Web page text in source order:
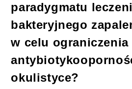
paradygmatu
bakteryjnego
w celu ograniczenia
okulistyce?